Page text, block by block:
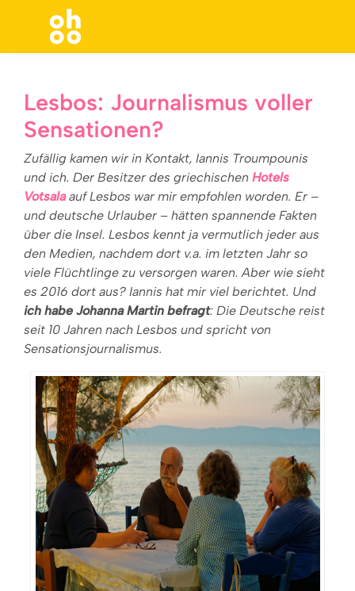
Lesbos: Journalismus voller
Sensationen?
Zufällig kamen wir in Kontakt, Iannis Troumpounis
und ich. Der Besitzer des griechischen Hotels
Votsalaauf Lesbos war mir empfohlen worden. Er –
und deutsche Urlauber – hätten spannende Fakten
über die Insel. Lesbos kennt ja vermutlich jeder aus
den Medien, nachdem dort v.a. im letzten Jahr so
viele Flüchtlinge zu versorgen waren. Aber wie sieht
es 2016 dort aus? Iannis hat mir viel berichtet. Und
ich habe Johanna Martin befragt: Die Deutsche reist
seit 10 Jahren nach Lesbos und spricht von
Sensationsjournalismus.